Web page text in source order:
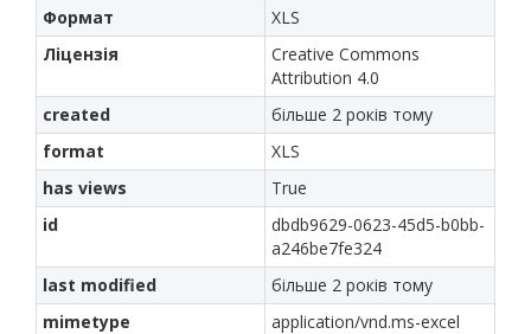
Формат
XLS
Ліцензія
Creative Commons
Attribution 4.0
created
більше 2 років тому
format
XLS
has views
True
id
dbdb9629-0623-45d5-b0bb-
a246be7fe324
last modified
більше 2 років тому
mimetype
application/vnd.ms-excel